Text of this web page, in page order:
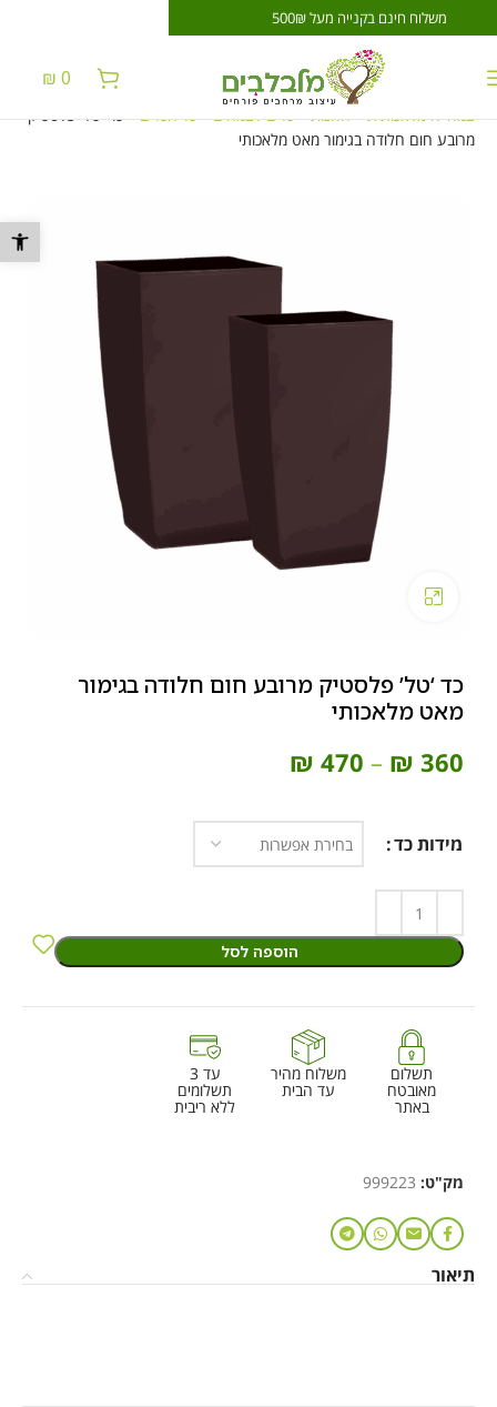
₪ 0
צמחייה מלאכותית»החנות»כלים לצמחים»כל הכלים»כד 'טל' פלסטיק
מרובע חום חלודה בגימור מאט מלאכותי
כד ‘טל’ פלסטיק מרובע חום חלודה בגימור
מאט מלאכותי
₪ 360
–
₪ 470
מידות כד
הוספה לסל
תשלום
מאובטח
באתר
משלוח מהיר
עד הבית
עד 3
תשלומים
ללא ריבית
מק"ט: 999223
תיאור
משלוח חינם בקנייה מעל 500₪
פתח